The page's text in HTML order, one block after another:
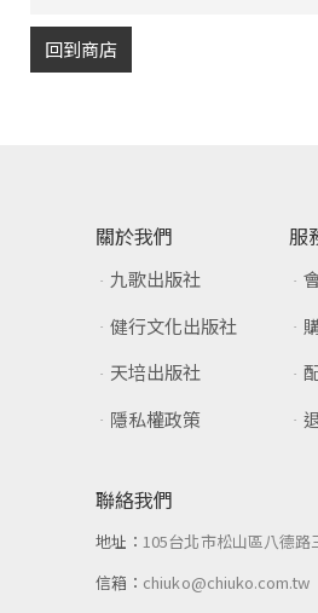
回到商店
關於我們
九歌出版社
健行文化出版社
天培出版社
隱私權政策
服
聯絡我們
地址：105台北市松山區八德路
信箱： chiuko@chiuko.com.tw